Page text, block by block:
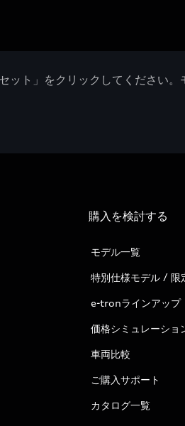
ト」をクリックしてください。
購入を検討する
モデル一覧
特別仕様モデル / 限
e-tronラインアップ
価格シミュレーショ
車両比較
ご購入サポート
カタログ一覧